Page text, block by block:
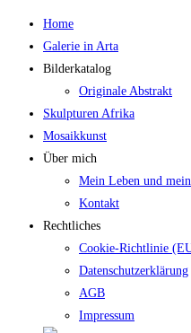
Zum
Inhalt
springen
Home
Galerie in Arta
Bilderkatalog
Originale Abstrakt
Skulpturen Afrika
Mosaikkunst
Über mich
Mein Leben und
Kontakt
Rechtliches
Cookie-Richtlinie
Datenschutzerklärung
AGB
Impressum